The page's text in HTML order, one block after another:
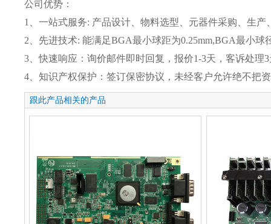
公司优势：
1、一站式服务: 产品设计、物料选型、元器件采购、生
2、先进技术: 能满足BGA最小球距为0.25mm,BGA最小
3、快速响应：询价邮件即时回复，报价1-3天，客诉处理
4、知识产权保护：签订保密协议，未经客户允许绝不把
跟此产品相关的产品